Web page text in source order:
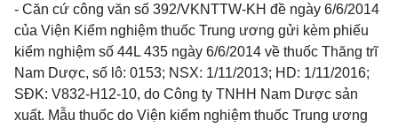
- Căn cứ công văn số 392/VKNTTW-KH đề ngày 6/6/2014
của Viện Kiểm nghiệm thuốc Trung ương gửi kèm phiếu
kiểm nghiệm số 44L 435 ngày 6/6/2014 về thuốc Thăng trĩ
Nam Dược, số lô: 0153; NSX: 1/11/2013; HD: 1/11/2016;
SĐK: V832-H12-10, do Công ty TNHH Nam Dược sản
xuất. Mẫu thuốc do Viện kiểm nghiệm thuốc Trung ương